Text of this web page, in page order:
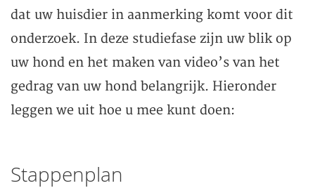
dat uw huisdier in aanmerking komt voor dit
onderzoek. In deze studiefase zijn uw blik op
uw hond en het maken van video’s van het
gedrag van uw hond belangrijk. Hieronder
leggen we uit hoe u mee kunt doen:
Stappenplan